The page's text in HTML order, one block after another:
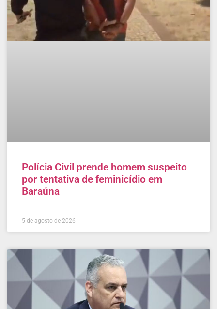
Polícia Civil prende homem suspeito
por tentativa de feminicídio em
Baraúna
5 de agosto de 2026